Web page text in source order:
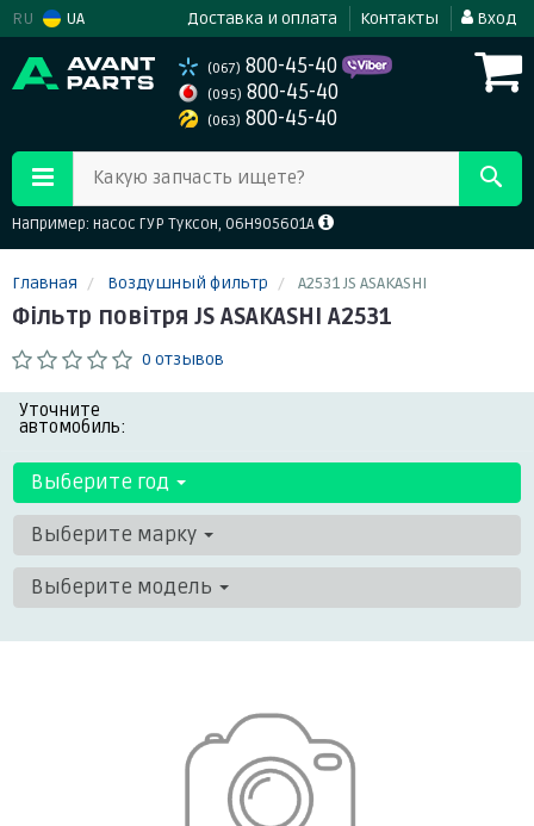
RU UA Доставка и оплата Контакты Вход
(067) 800-45-40
(095) 800-45-40
(063) 800-45-40
Какую запчасть ищете?
Например: насос ГУР Туксон, 06H905601A
Главная Воздушный фильтр A2531 JS ASAKASHI
Фільтр повітря JS ASAKASHI A2531
0 отзывов
Уточните
автомобиль:
Выберите год
Выберите марку
Выберите модель